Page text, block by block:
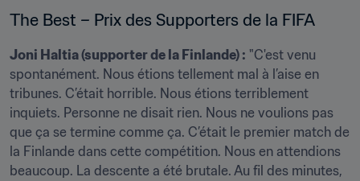
The Best – Prix des Supporters de la FIFA
Joni Haltia (supporter de la Finlande) : "C'est venu
spontanément. Nous étions tellement mal à l’aise en
tribunes. C’était horrible. Nous étions terriblement
inquiets. Personne ne disait rien. Nous ne voulions pas
que ça se termine comme ça. C’était le premier match de
la Finlande dans cette compétition. Nous en attendions
beaucoup. La descente a été brutale. Au fil des minutes,